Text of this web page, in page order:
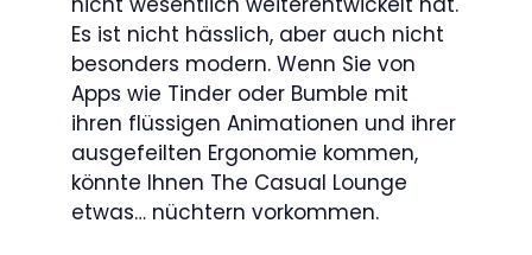
Es ist nicht hässlich, aber auch nicht
besonders modern. Wenn Sie von
Apps wie Tinder oder Bumble mit
ihren flüssigen Animationen und ihrer
ausgefeilten Ergonomie kommen,
könnte Ihnen The Casual Lounge
etwas… nüchtern vorkommen.